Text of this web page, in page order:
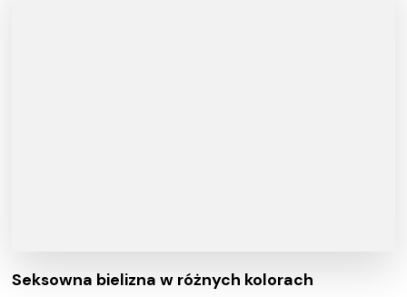
Seksowna bielizna w różnych kolorach